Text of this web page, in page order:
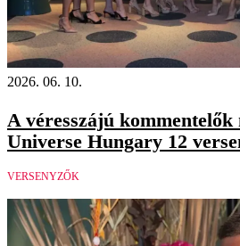
2026. 06. 10.
A véresszájú kommentelők
Universe Hungary 12
VERSENYZŐK